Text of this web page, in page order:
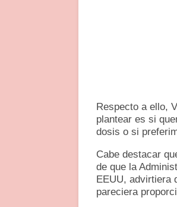
Respecto a ello,
plantear es si
dosis o si
Cabe destacar
de que la
EEUU, advirtiera
pareciera